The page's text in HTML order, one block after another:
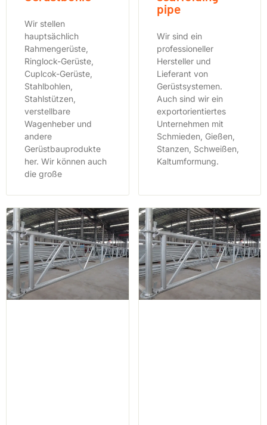
Wir stellen
hauptsächlich
Rahmengerüste,
Ringlock-Gerüste,
Cuplcok-Gerüste,
Stahlbohlen,
Stahlstützen,
verstellbare
Wagenheber und
andere
Gerüstbauprodukte
her. Wir können auch
die große
pipe
Wir sind ein
professioneller
Hersteller und
Lieferant von
Gerüstsystemen.
Auch sind wir ein
exportorientiertes
Unternehmen mit
Schmieden, Gießen,
Stanzen, Schweißen,
Kaltumformung.